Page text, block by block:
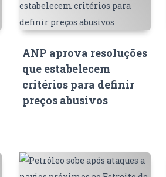
ANP aprova resoluções
que estabelecem
critérios para definir
preços abusivos